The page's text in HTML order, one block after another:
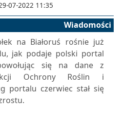
07-2022 11:35
Wiadomości
na Białoruś rośnie już
jak podaje polski portal
się na dane z
Ochrony Roślin i
portalu czerwiec stał się